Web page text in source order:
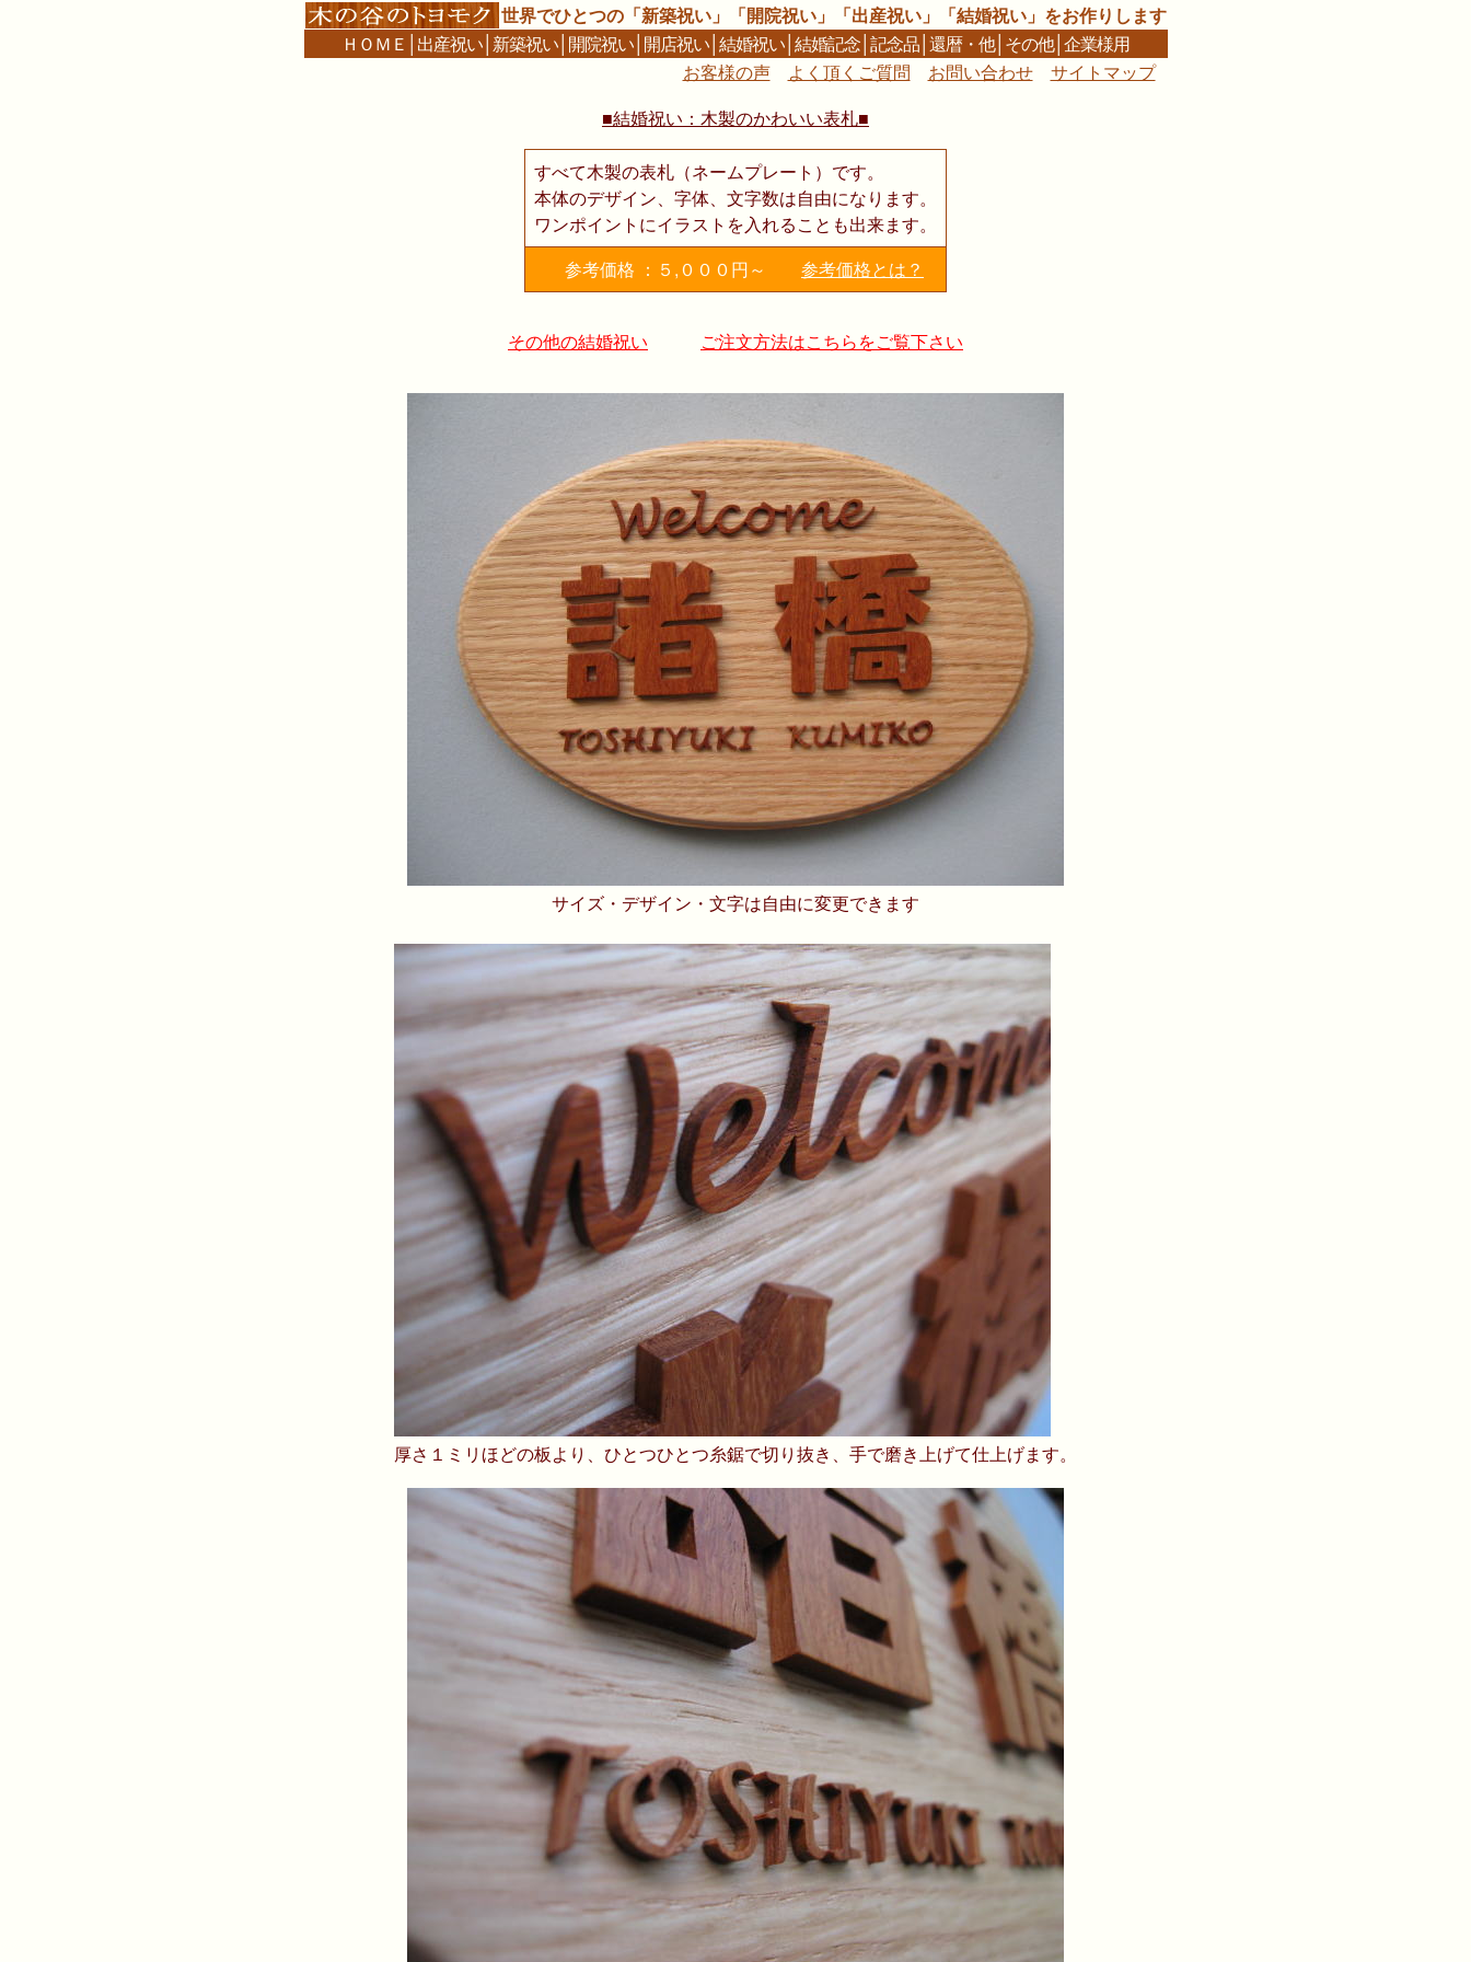
世界でひとつの「新築祝い」「開院祝い」「出産祝い」「結婚祝い」をお作りします
ＨＯＭＥ 出産祝い 新築祝い 開院祝い 開店祝い 結婚祝い 結婚記念 記念品 還暦・他│ その他│ 企業様用
お客様の声
よく頂くご質問 お問い合わせ サイトマップ■
■結婚祝い：木製のかわいい表札■
すべて木製の表札（ネームプレート）です。
本体のデザイン、字体、文字数は自由になります。
ワンポイントにイラストを入れることも出来ます。
参考価格 ：５,０００円～
参考価格とは？
その他の結婚祝い ご注文方法はこちらをご覧下さい
サイズ・デザイン・文字は自由に変更できます
厚さ１ミリほどの板より、ひとつひとつ糸鋸で切り抜き、手で磨き上げて仕上げます。